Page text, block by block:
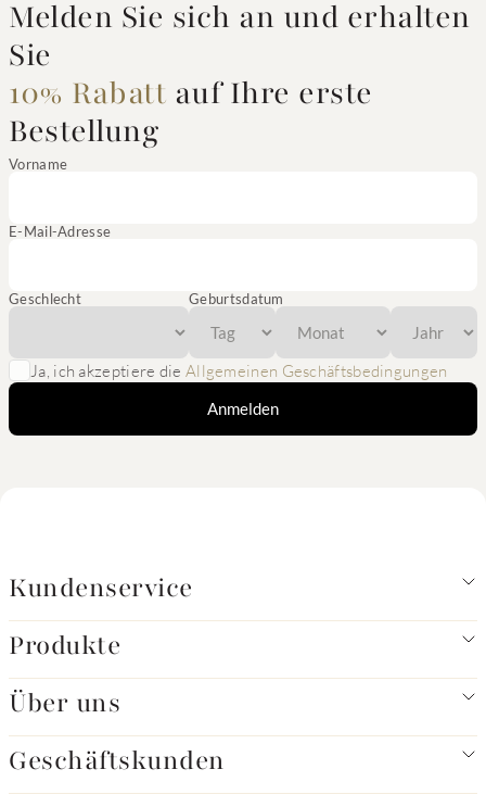
Melden Sie sich an und erhalten
Sie
10% Rabatt auf Ihre erste
Bestellung
Vorname
E-Mail-Adresse
Geschlecht Geburtsdatum
Ja, ich akzeptiere die Allgemeinen Geschäftsbedingungen
Anmelden
Kundenservice
Produkte
Über uns
Geschäftskunden